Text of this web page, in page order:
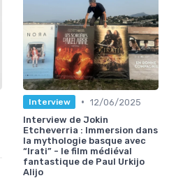
Interview • 12/06/2025
Interview de Jokin
Etcheverria : Immersion dans
la mythologie basque avec
“Irati” - le film médiéval
fantastique de Paul Urkijo
Alijo